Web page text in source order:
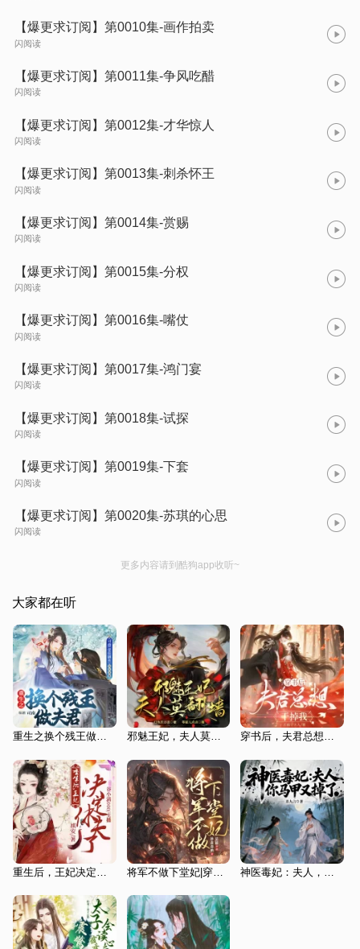
【爆更求订阅】第0010集-画作拍卖
闪阅读
【爆更求订阅】第0011集-争风吃醋
闪阅读
【爆更求订阅】第0012集-才华惊人
闪阅读
【爆更求订阅】第0013集-刺杀怀王
闪阅读
【爆更求订阅】第0014集-赏赐
闪阅读
【爆更求订阅】第0015集-分权
闪阅读
【爆更求订阅】第0016集-嘴仗
闪阅读
【爆更求订阅】第0017集-鸿门宴
闪阅读
【爆更求订阅】第0018集-试探
闪阅读
【爆更求订阅】第0019集-下套
闪阅读
【爆更求订阅】第0020集-苏琪的心思
闪阅读
更多内容请到酷狗app收听~
大家都在听
重生之换个残王做夫君|先婚后爱|精品多播 邪魅王妃，夫人莫翻墙 穿书后，夫君总想干掉我|古言|穿越|女强|精品多播
将军不做下堂妃|穿越双强、先婚后爱、合体弄权